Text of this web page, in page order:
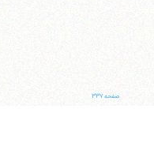
صفحه ۳۳۷